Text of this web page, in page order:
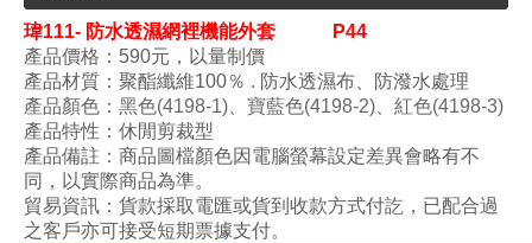
瑋111- 防水透濕網裡機能外套
P44
產品價格：590元，以量制價
產品材質： 聚酯纖維100％ . 防水透濕布、 防潑水處理
產品顏色 ：黑色(4198-1)、 寶藍色(4198-2) 紅色(4198-3)
產品特性： 休閒剪裁型
產品備註：商品圖檔顏色因電腦螢幕設定差異會略有不
同，以實際商品為準。
貿易資訊：貨款採取電匯或貨到收款方式付訖，已配合過
之客戶亦可接受短期票據支付。